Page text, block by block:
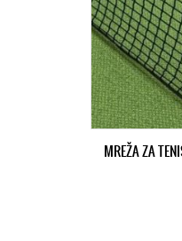
MREŽA ZA